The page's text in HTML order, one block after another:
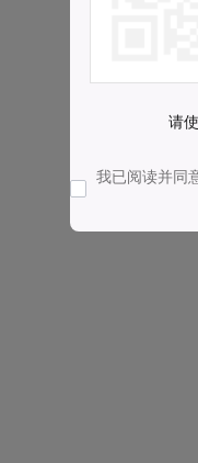
请
我已阅读并同